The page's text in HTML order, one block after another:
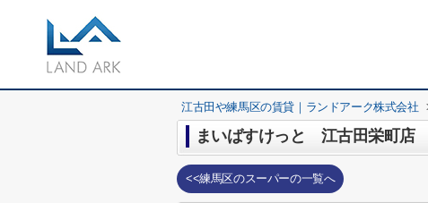
江古田や練馬区の賃貸｜ランドアーク株式会社
まいばすけっと 江古田栄町店
<<練馬区のスーパーの一覧へ